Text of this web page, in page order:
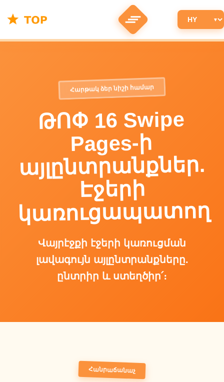
Հարթակ ձեր նիշի համար
ԹՈՓ 16 Swipe
Pages-ի
այլընտրանքներ.
Էջերի
կառուցապատող
Վայրէջքի էջերի կառուցման
լավագույն այլընտրանքները.
ընտրիր և ստեղծիր՛։
Հանրաճանաչ